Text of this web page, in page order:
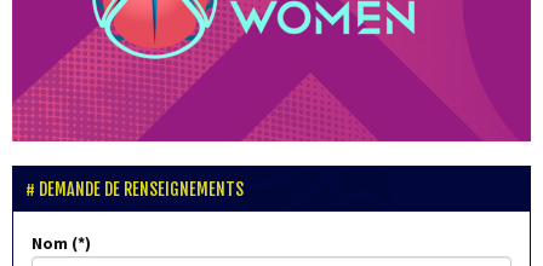
DEMANDE DE RENSEIGNEMENTS
Nom